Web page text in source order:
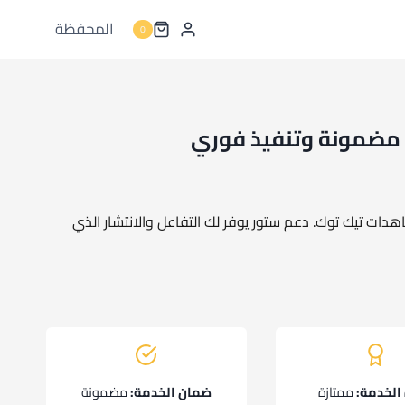
0 المحفظة
وتنفيذ فوري
تيك توك. دعم ستور يوفر لك التفاعل والانتشار الذي
ممتازة ضمان الخدمة:مضمونة